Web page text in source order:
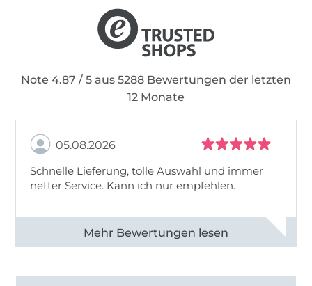
Note 4.87 / 5 aus 5288 Bewertungen der letzten
12 Monate
05.08.2026
Schnelle Lieferung, tolle Auswahl und immer
netter Service. Kann ich nur empfehlen.
Alle 82930 Bewertungen ansehen